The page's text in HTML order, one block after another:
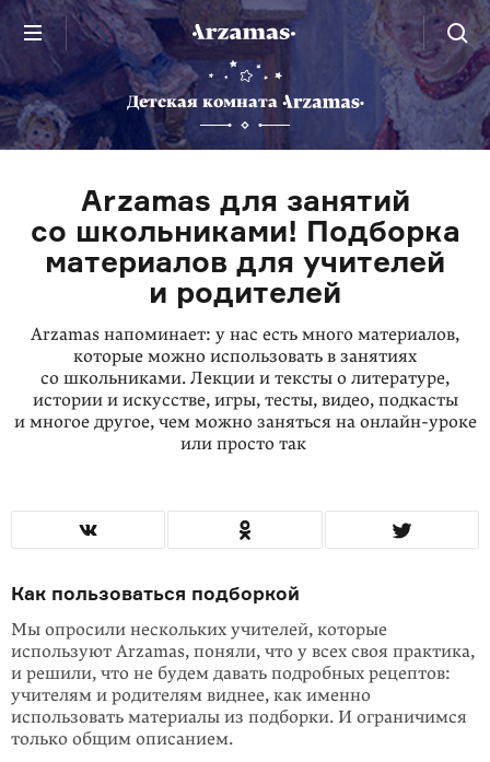
Детская комната
Arzamas для занятий
со школьниками! Подборка
материалов для учителей
и родителей
Arzamas напоминает: у нас есть много материалов,
которые можно использовать в занятиях
со школьниками. Лекции и тексты о литературе,
истории и искусстве, игры, тесты, видео, подкасты
и многое другое, чем можно заняться на онлайн-уроке
или просто так
Как пользоваться подборкой
Мы опросили нескольких учителей, которые
используют Arzamas, поняли, что у всех своя практика,
и решили, что не будем давать подробных рецептов:
учителям и родителям виднее, как именно
использовать материалы из под­борки. И ограничимся
только общим описанием.